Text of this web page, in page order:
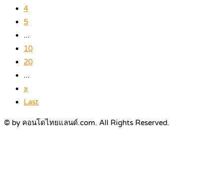
4
5
...
10
20
...
»
Last
© by คอนโดไทยแลนด์.com. All Rights Reserved.